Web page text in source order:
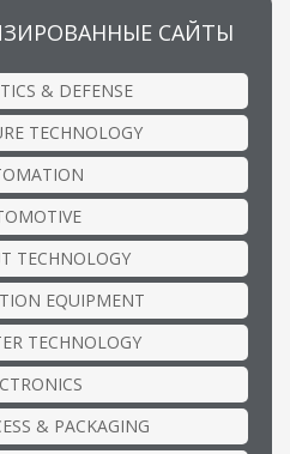
САЙТЫ
& DEFENSE
TECHNOLOGY
TECHNOLOGY
EQUIPMENT
TECHNOLOGY
& PACKAGING